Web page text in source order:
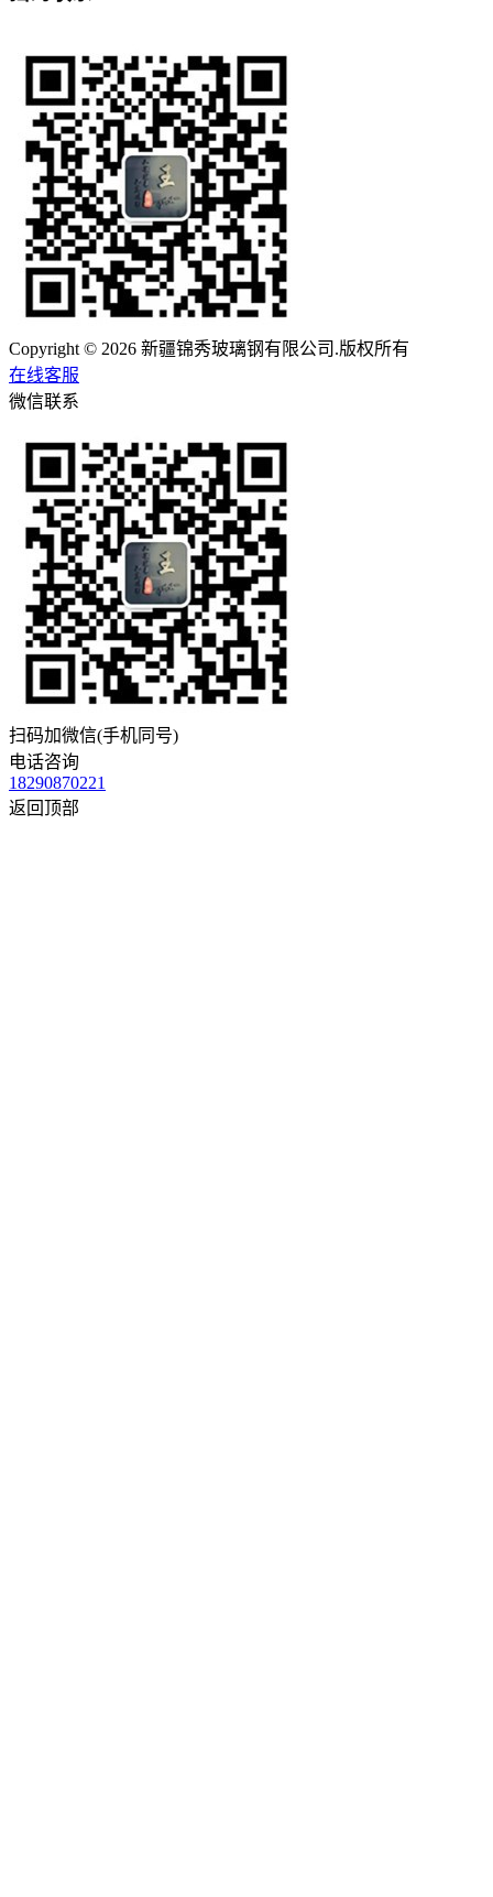
Copyright © 2026 新疆锦秀玻璃钢有限公司.版权所有
在线客服
微信联系
扫码加微信(手机同号)
电话咨询
18290870221
返回顶部